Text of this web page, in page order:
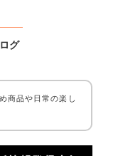
グ
商品や日常の楽し